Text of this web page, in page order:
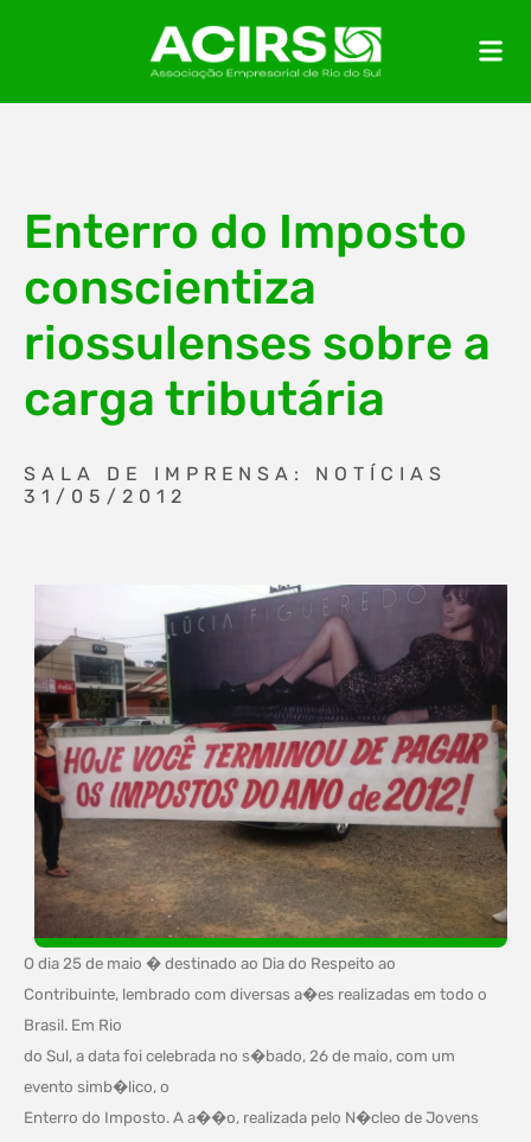
Enterro do Imposto
conscientiza
riossulenses sobre a
carga tributária
SALA DE IMPRENSA: NOTÍCIAS
31/05/2012
O dia 25 de maio � destinado ao Dia do Respeito ao
Contribuinte, lembrado com diversas a�es realizadas em todo o
Brasil. Em Rio
do Sul, a data foi celebrada no s�bado, 26 de maio, com um
evento simb�lico, o
Enterro do Imposto. A a��o, realizada pelo N�cleo de Jovens